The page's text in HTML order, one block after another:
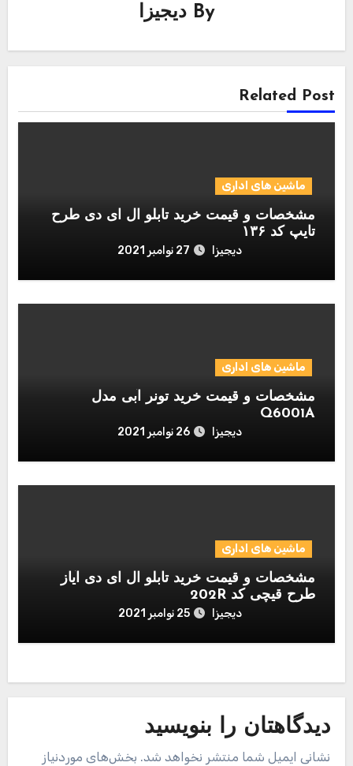
By دیجیزا
Related Post
ماشین های اداری
مشخصات و قیمت خرید تابلو ال ای دی طرح
تایپ کد ۱۳۶
دیجیزا 27 نوامبر 2021
ماشین های اداری
مشخصات و قیمت خرید تونر آبی مدل
Q6001A
دیجیزا 26 نوامبر 2021
ماشین های اداری
مشخصات و قیمت خرید تابلو ال ای دی آیاز
طرح قیچی کد 202R
دیجیزا 25 نوامبر 2021
دیدگاهتان را بنویسید
نشانی ایمیل شما منتشر نخواهد شد. بخش‌های موردنیاز